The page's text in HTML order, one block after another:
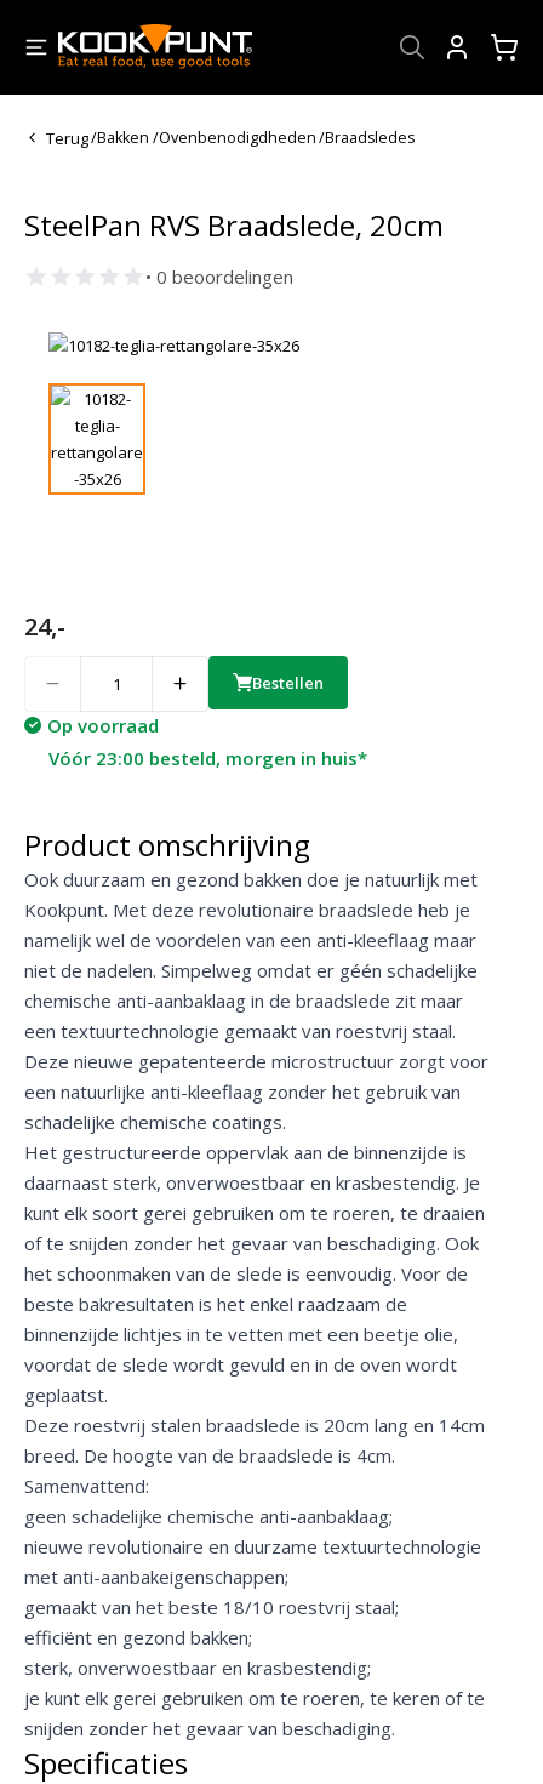
Terug/Bakken /Ovenbenodigdheden/Braadsledes
SteelPan RVS Braadslede, 20cm
• 0 beoordelingen
24,-
Bestellen
Op voorraad
Vóór 23:00 besteld, morgen in huis*
Product omschrijving
Ook duurzaam en gezond bakken doe je natuurlijk met
Kookpunt. Met deze revolutionaire braadslede heb je
namelijk wel de voordelen van een anti-kleeflaag maar
niet de nadelen. Simpelweg omdat er géén schadelijke
chemische anti-aanbaklaag in de braadslede zit maar
een textuurtechnologie gemaakt van roestvrij staal.
Deze nieuwe gepatenteerde microstructuur zorgt voor
een natuurlijke anti-kleeflaag zonder het gebruik van
schadelijke chemische coatings.
Het gestructureerde oppervlak aan de binnenzijde is
daarnaast sterk, onverwoestbaar en krasbestendig. Je
kunt elk soort gerei gebruiken om te roeren, te draaien
of te snijden zonder het gevaar van beschadiging. Ook
het schoonmaken van de slede is eenvoudig. Voor de
beste bakresultaten is het enkel raadzaam de
binnenzijde lichtjes in te vetten met een beetje olie,
voordat de slede wordt gevuld en in de oven wordt
geplaatst.
Deze roestvrij stalen braadslede is 20cm lang en 14cm
breed. De hoogte van de braadslede is 4cm.
Samenvattend:
geen schadelijke chemische anti-aanbaklaag;
nieuwe revolutionaire en duurzame textuurtechnologie
met anti-aanbakeigenschappen;
gemaakt van het beste 18/10 roestvrij staal;
efficiënt en gezond bakken;
sterk, onverwoestbaar en krasbestendig;
je kunt elk gerei gebruiken om te roeren, te keren of te
snijden zonder het gevaar van beschadiging.
Specificaties